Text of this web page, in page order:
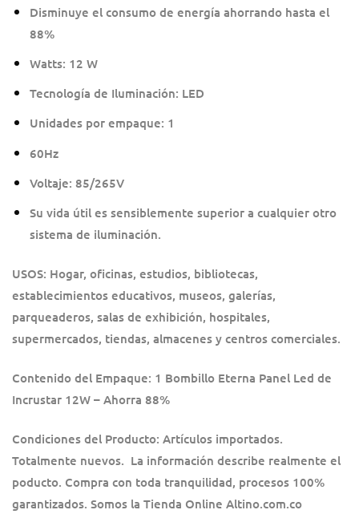
Disminuye el consumo de energía ahorrando hasta el
88%
Watts: 12 W
Tecnología de Iluminación: LED
Unidades por empaque: 1
60Hz
Voltaje: 85/265V
Su vida útil es sensiblemente superior a cualquier otro
sistema de iluminación.
USOS: Hogar, oficinas, estudios, bibliotecas,
establecimientos educativos, museos, galerías,
parqueaderos, salas de exhibición, hospitales,
supermercados, tiendas, almacenes y centros comerciales.
Contenido del Empaque: 1 Bombillo Eterna Panel Led de
Incrustar 12W – Ahorra 88%
Condiciones del Producto: Artículos importados.
Totalmente nuevos. La información describe realmente el
poducto. Compra con toda tranquilidad, procesos 100%
garantizados. Somos la Tienda Online Altino.com.co